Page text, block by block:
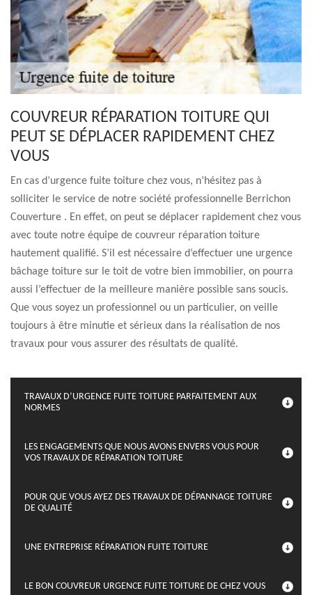
COUVREUR RÉPARATION TOITURE QUI
PEUT SE DÉPLACER RAPIDEMENT CHEZ
VOUS
En cas d’urgence fuite toiture chez vous, n’hésitez pas à
solliciter le service de notre société professionnelle Berrichon
Couverture . En effet, on peut se déplacer rapidement chez vous
avec toute notre équipe de couvreur réparation toiture
hautement qualifié. S’il est nécessaire d’effectuer une urgence
bâchage toiture sur le toit de votre bien immobilier, on pourra
aussi l’effectuer de la meilleure manière possible sans soucis.
Que vous soyez un professionnel ou un particulier, on veille
toujours à être minutie et sérieux dans la réalisation de nos
travaux pour vous assurer des résultats de qualité.
TRAVAUX D’URGENCE FUITE TOITURE PARFAITEMENT AUX
NORMES
LES ENGAGEMENTS QUE NOUS AVONS ENVERS VOUS POUR
VOS TRAVAUX DE RÉPARATION TOITURE
POUR QUE VOUS AYEZ DES TRAVAUX DE DÉPANNAGE TOITURE
DE QUALITÉ
UNE ENTREPRISE RÉPARATION FUITE TOITURE
LE BON COUVREUR URGENCE FUITE TOITURE DE CHEZ VOUS